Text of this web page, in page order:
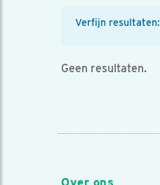
Verfijn resultaten:
Geen resultaten.
Over ons